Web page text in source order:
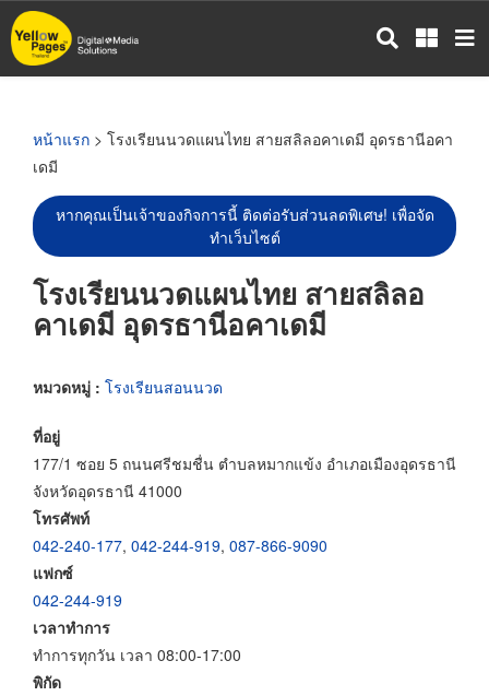
ข้าม
ไป
หน้าแรก > โรงเรียนนวดแผนไทย สายสลิลอคาเดมี อุดรธานีอคา
เดมี
หากคุณเป็นเจ้าของกิจการนี้ ติดต่อรับส่วนลดพิเศษ! เพื่อจัด
ทำเว็บไซต์
โรงเรียนนวดแผนไทย สายสลิลอ
คาเดมี อุดรธานีอคาเดมี
หมวดหมู่ : โรงเรียนสอนนวด
ที่อยู่
177/1 ซอย 5 ถนนศรีชมชื่น ตำบลหมากแข้ง อำเภอเมืองอุดรธานี
จังหวัดอุดรธานี 41000
โทรศัพท์
042-240-177, 042-244-919, 087-866-9090
แฟกซ์
042-244-919
เวลาทำการ
ทำการทุกวัน เวลา 08:00-17:00
พิกัด